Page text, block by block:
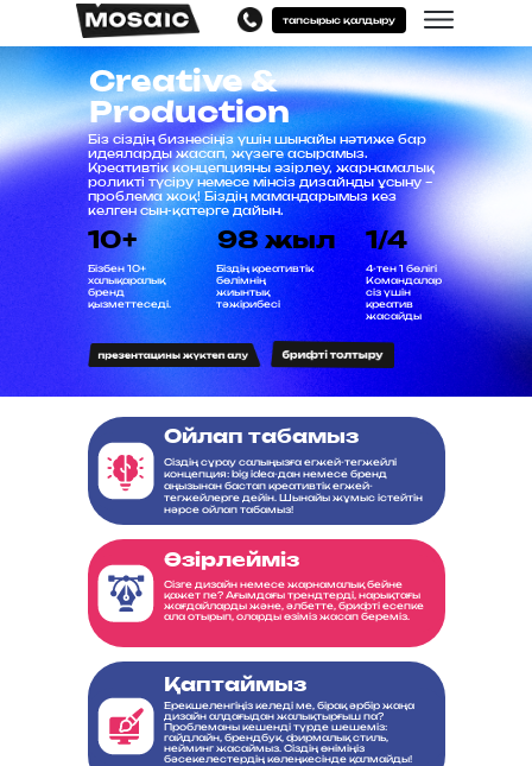
тапсырыс қалдыру
Creative &
Production
Біз сіздің бизнесіңіз үшін шынайы нәтиже бар
идеяларды жасап, жүзеге асырамыз.
Креативтік концепцияны әзірлеу, жарнамалық
роликті түсіру немесе мінсіз дизайнды ұсыну –
проблема жоқ! Біздің мамандарымыз кез
келген сын-қатерге дайын.
10+
Бізбен 10+
халықаралық
бренд
қызметтеседі.
98 жыл
Біздің креативтік
бөлімнің
жиынтық
тәжірибесі
1/4
4-тен 1 бөлігі
Командалар
сіз үшін
креатив
жасайды
Қаптаймыз
Ерекшеленгіңіз келеді ме, бірақ әрбір жаңа
дизайн алдағыдан жалықтырғыш па?
Проблеманы кешенді түрде шешеміз:
гайдлайн, брендбук, фирмалық стиль,
нейминг жасаймыз. Сіздің өніміңіз
бәсекелестердің көлеңкесінде қалмайды!
Әзірлейміз
Сізге дизайн немесе жарнамалық бейне
қажет пе? Ағымдағы трендтерді, нарықтағы
жағдайларды және, әлбетте, брифті есепке
ала отырып, оларды өзіміз жасап береміз.
Ойлап табамыз
Сіздің сұрау салыңызға егжей-тегжейлі
концепция: big idea-дан немесе бренд
аңызынан бастап креативтік егжей-
тегжейлерге дейін. Шынайы жұмыс істейтін
нәрсе ойлап табамыз!